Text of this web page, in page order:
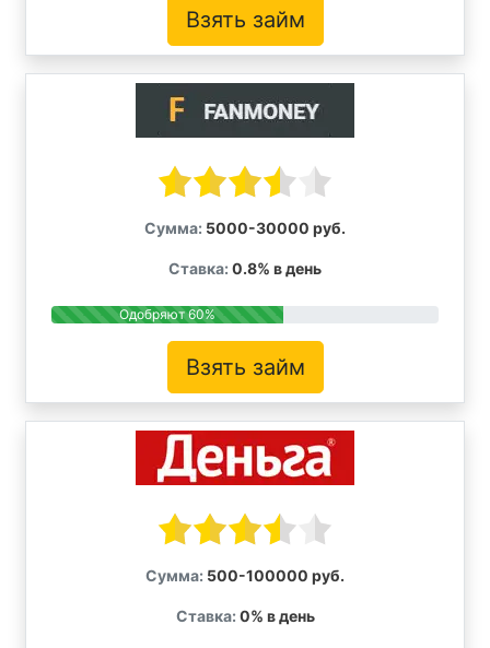
Взять займ
Сумма: 5000-30000 руб.
Ставка: 0.8% в день
Одобряют 60%
Взять займ
Сумма: 500-100000 руб.
Ставка: 0% в день